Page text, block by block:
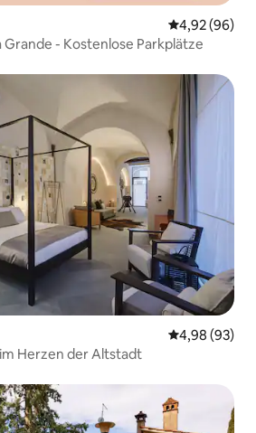
4,92 (96)
Grande - Kostenlose Parkplätze
4,98 (93)
Loft im Herzen der Altstadt